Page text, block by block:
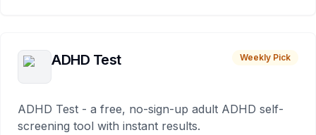
ADHD Test Weekly Pick
ADHD Test - a free, no-sign-up adult ADHD self-
screening tool with instant results.